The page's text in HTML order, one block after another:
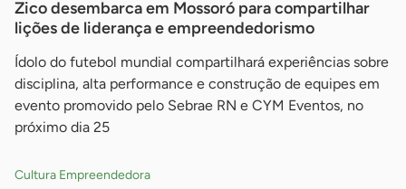
Zico desembarca em Mossoró para compartilhar
lições de liderança e empreendedorismo
Ídolo do futebol mundial compartilhará experiências sobre
disciplina, alta performance e construção de equipes em
evento promovido pelo Sebrae RN e CYM Eventos, no
próximo dia 25
Cultura Empreendedora